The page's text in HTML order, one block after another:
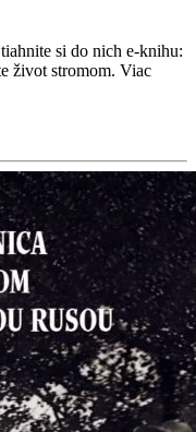
si do nich e-knihu:
život stromom. Viac